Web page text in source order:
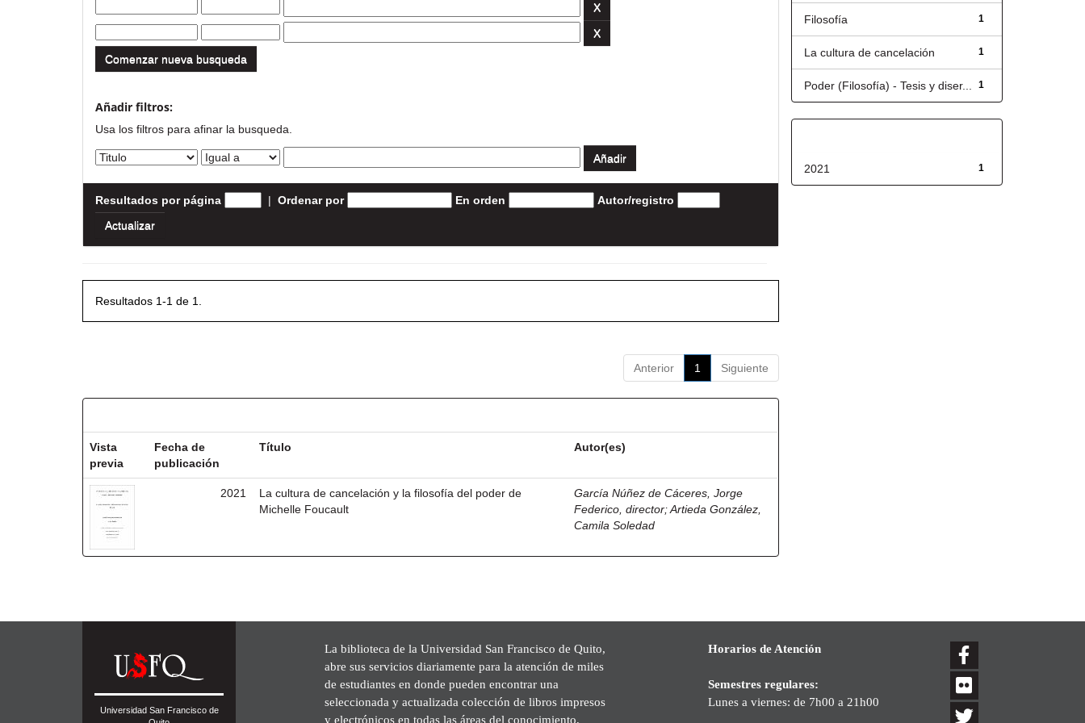
Comenzar nueva busqueda
Añadir filtros:
Usa los filtros para afinar la busqueda.
Resultados por página | Ordenar por En orden Autor/registro
Resultados 1-1 de 1.
Anterior 1 Siguiente
Vista
previa
Fecha de
publicación
Título Autor(es)
2021
La cultura de cancelación y la filosofía del poder de
Michelle Foucault
García Núñez de Cáceres, Jorge
Federico, director;Artieda González,
Camila Soledad
1
Filosofía
1
La cultura de cancelación
1
Poder (Filosofía) - Tesis y diser...
1
2021
Universidad San Francisco de
La biblioteca de la Universidad San Francisco de Quito,
abre sus servicios diariamente para la atención de miles
de estudiantes en donde pueden encontrar una
seleccionada y actualizada colección de libros impresos
y electrónicos en todas las áreas del conocimiento,
Horarios de Atención
Semestres regulares:
Lunes a viernes: de 7h00 a 21h00